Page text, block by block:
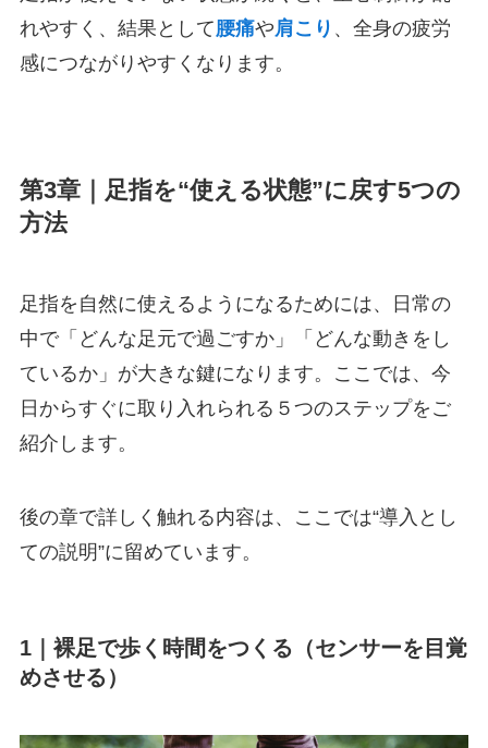
れやすく、結果として腰痛や肩こり 、全身の疲労
感につながりやすくなります。
第3章｜足指を“使える状態”に戻す5つの
方法
足指を自然に使えるようになるためには、日常の
中で「どんな足元で過ごすか」「どんな動きをし
ているか」が大きな鍵になります。ここでは、今
日からすぐに取り入れられる５つのステップをご
紹介します。
後の章で詳しく触れる内容は、ここでは“導入とし
ての説明”に留めています。
1｜裸足で歩く時間をつくる（センサーを目覚
めさせる）